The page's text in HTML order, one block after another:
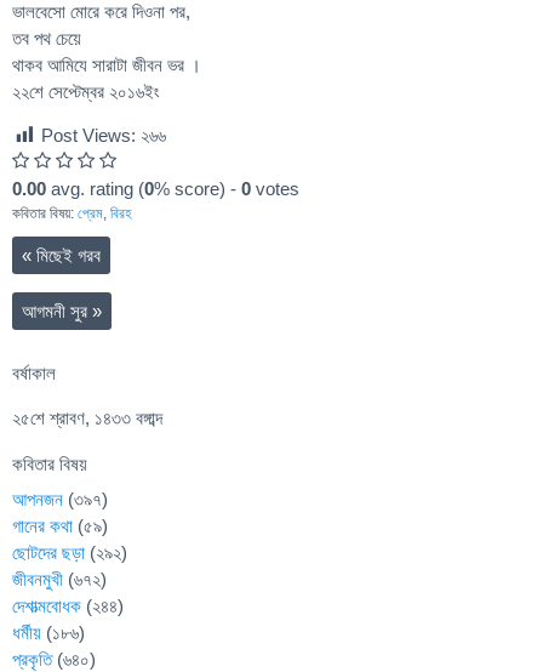
ভালবেসো মোরে করে দিওনা পর,
তব পথ চেয়ে
থাকব আমিযে সারাটা জীবন ভর ।
২২শে সেপ্টেম্বর ২০১৬ইং
Post Views: ২৬৬
0.00 avg. rating (0% score) - 0 votes
কবিতার বিষয়: প্রেম বিরহ
« মিছেই গরব
আগমনী সুর »
বর্ষাকাল
২৫শে শ্রাবণ, ১৪৩৩ বঙ্গাব্দ
কবিতার বিষয়
আপনজন (৩৯৭)
গানের কথা (৫৯)
ছোটদের ছড়া (২৯২)
জীবনমুখী (৬৭২)
দেশাত্মবোধক (২৪৪)
ধর্মীয় (১৮৬)
প্রকৃতি(৬৪০)